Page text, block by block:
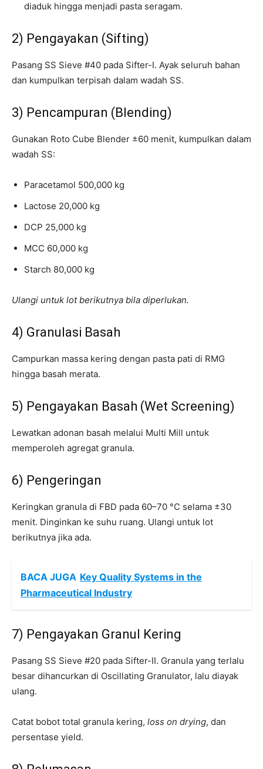
diaduk hingga menjadi pasta seragam.
2) Pengayakan (Sifting)
Pasang SS Sieve #40 pada Sifter-I. Ayak seluruh bahan
dan kumpulkan terpisah dalam wadah SS.
3) Pencampuran (Blending)
Gunakan Roto Cube Blender ±60 menit, kumpulkan dalam
wadah SS:
Paracetamol 500,000 kg
Lactose 20,000 kg
DCP 25,000 kg
MCC 60,000 kg
Starch 80,000 kg
Ulangi untuk lot berikutnya bila diperlukan.
4) Granulasi Basah
Campurkan massa kering dengan pasta pati di RMG
hingga basah merata.
5) Pengayakan Basah (Wet Screening)
Lewatkan adonan basah melalui Multi Mill untuk
memperoleh agregat granula.
6) Pengeringan
Keringkan granula di FBD pada 60–70 °C selama ±30
menit. Dinginkan ke suhu ruang. Ulangi untuk lot
berikutnya jika ada.
BACA JUGA Key Quality Systems in the
Pharmaceutical Industry
7) Pengayakan Granul Kering
Pasang SS Sieve #20 pada Sifter-II. Granula yang terlalu
besar dihancurkan di Oscillating Granulator, lalu diayak
ulang.
Catat bobot total granula kering, loss on drying, dan
persentase yield.